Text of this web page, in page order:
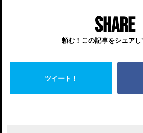
SHARE
頼む！この記事をシェアし
ツイート！